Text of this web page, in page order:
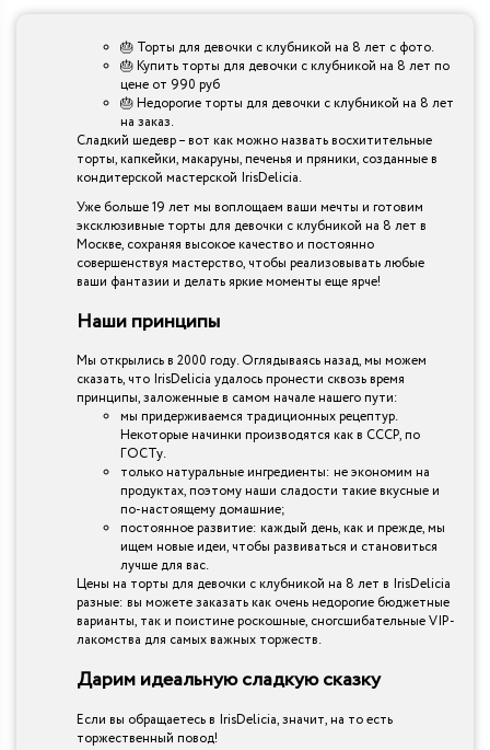
🎂 Торты для девочки с клубникой на 8 лет с фото.
🎂 Купить торты для девочки с клубникой на 8 лет по
цене от 990 руб
🎂 Недорогие торты для девочки с клубникой на 8 лет
на заказ.
Сладкий шедевр – вот как можно назвать восхитительные
торты, капкейки, макаруны, печенья и пряники, созданные в
кондитерской мастерской IrisDelicia.
Уже больше 19 лет мы воплощаем ваши мечты и готовим
эксклюзивные торты для девочки с клубникой на 8 лет в
Москве, сохраняя высокое качество и постоянно
совершенствуя мастерство, чтобы реализовывать любые
ваши фантазии и делать яркие моменты еще ярче!
Наши принципы
Мы открылись в 2000 году. Оглядываясь назад, мы можем
сказать, что IrisDelicia удалось пронести сквозь время
принципы, заложенные в самом начале нашего пути:
мы придерживаемся традиционных рецептур.
Некоторые начинки производятся как в СССР, по
ГОСТу.
только натуральные ингредиенты: не экономим на
продуктах, поэтому наши сладости такие вкусные и
по-настоящему домашние;
постоянное развитие: каждый день, как и прежде, мы
ищем новые идеи, чтобы развиваться и становиться
лучше для вас.
Цены на торты для девочки с клубникой на 8 лет в IrisDelicia
разные: вы можете заказать как очень недорогие бюджетные
варианты, так и поистине роскошные, сногсшибательные VIP-
лакомства для самых важных торжеств.
Дарим идеальную сладкую сказку
Если вы обращаетесь в IrisDelicia, значит, на то есть
торжественный повод!